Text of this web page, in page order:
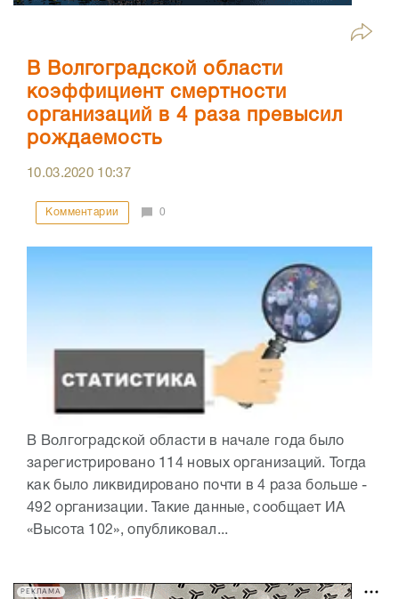
В Волгоградской области
коэффициент смертности
организаций в 4 раза превысил
рождаемость
10.03.2020 10:37
Комментарии 0
В Волгоградской области в начале года было
зарегистрировано 114 новых организаций. Тогда
как было ликвидировано почти в 4 раза больше -
492 организации. Такие данные, сообщает ИА
«Высота 102», опубликовал...
РЕКЛАМА